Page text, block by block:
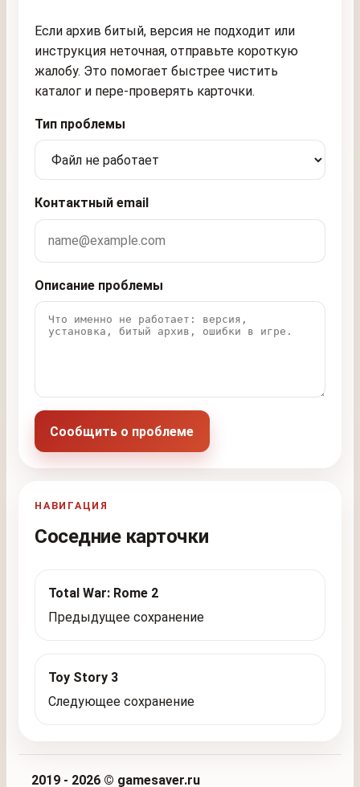
Если архив битый, версия не подходит или
инструкция неточная, отправьте короткую
жалобу. Это помогает быстрее чистить
каталог и пере-проверять карточки.
Тип проблемы
Контактный email
Описание проблемы
Сообщить о проблеме
НАВИГАЦИЯ
Соседние карточки
Total War: Rome 2
Предыдущее сохранение
Toy Story 3
Следующее сохранение
2019 - 2026 © gamesaver.ru